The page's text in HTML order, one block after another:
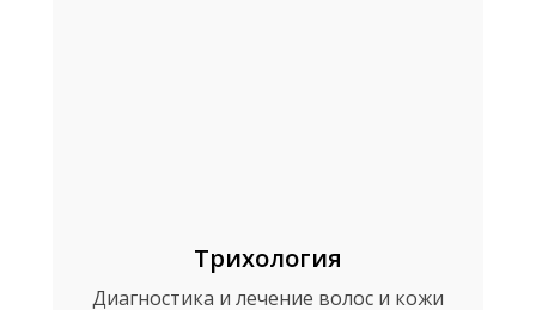
Трихология
Диагностика и лечение волос и кожи